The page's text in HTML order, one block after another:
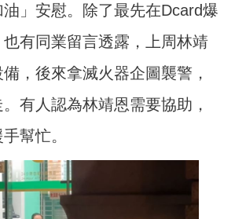
」安慰。除了最先在Dcard爆
有同業留言透露，上周林靖
，後來拿滅火器企圖襲警，
有人認為林靖恩需要協助，
幫忙。